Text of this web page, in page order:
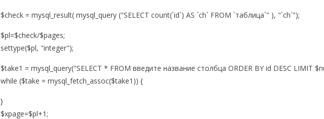
$check = mysql_result( mysql_query ("SELECT count(`id`) AS `ch` FROM `таблица`" ), "`ch`");
$pl=$check/$pages;
settype($pl, "integer");
$take1 = mysql_query("SELECT * FROM введите название столбца ORDER BY id DESC LIMIT
while ($take = mysql_fetch_assoc($take1)) {
}
$xpage=$pl+1;